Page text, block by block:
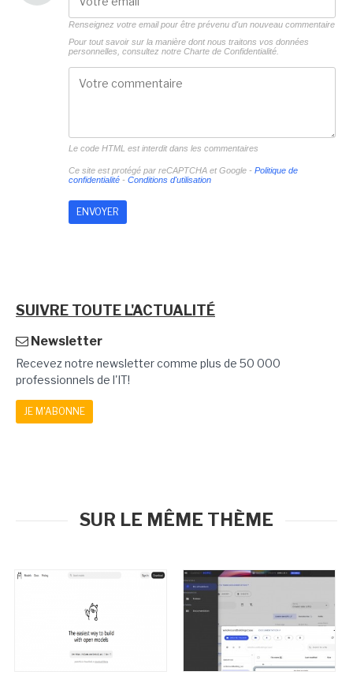
Renseignez votre email pour être prévenu d'un nouveau commentaire
Pour tout savoir sur la manière dont nous traitons vos données
personnelles, consultez notre Charte de Confidentialité.
Le code HTML est interdit dans les commentaires
Ce site est protégé par reCAPTCHA et Google - Politique de
confidentialité- Conditions d'utilisation
SUIVRE TOUTE L'ACTUALITÉ
Newsletter
Recevez notre newsletter comme plus de 50 000
professionnels de l'IT!
JE M'ABONNE
SUR LE MÊME THÈME